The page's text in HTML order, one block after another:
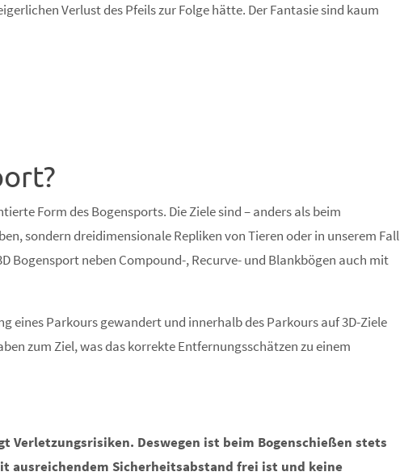
Verlust des Pfeils zur Folge hätte. Der Fantasie sind kaum
Form des Bogensports. Die Ziele sind – anders als beim
sondern dreidimensionale Repliken von Tieren oder in unserem Fall
Bogensport neben Compound-, Recurve- und Blankbögen auch mit
eines Parkours gewandert und innerhalb des Parkours auf 3D-Ziele
zum Ziel, was das korrekte Entfernungsschätzen zu einem
Verletzungsrisiken. Deswegen ist beim Bogenschießen stets
ausreichendem Sicherheitsabstand frei ist und keine